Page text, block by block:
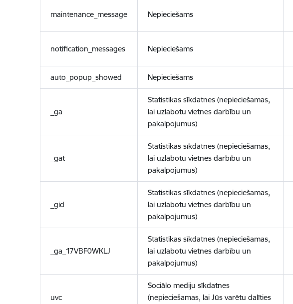
maintenance_message Nepieciešams
notification_messages Nepieciešams
auto_popup_showed Nepieciešams
_ga
Statistikas sīkdatnes (nepieciešamas,
lai uzlabotu vietnes darbību un
pakalpojumus)
_gat
Statistikas sīkdatnes (nepieciešamas,
lai uzlabotu vietnes darbību un
pakalpojumus)
_gid
Statistikas sīkdatnes (nepieciešamas,
lai uzlabotu vietnes darbību un
pakalpojumus)
_ga_17VBF0WKLJ
Statistikas sīkdatnes (nepieciešamas,
lai uzlabotu vietnes darbību un
pakalpojumus)
uvc
Sociālo mediju sīkdatnes
(nepieciešamas, lai Jūs varētu dalīties